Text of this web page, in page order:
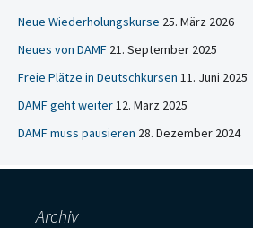
Neue Wiederholungskurse 25. März 2026
Neues von DAMF 21. September 2025
Freie Plätze in Deutschkursen 11. Juni 2025
DAMF geht weiter12. März 2025
DAMF muss pausieren 28. Dezember 2024
Archiv